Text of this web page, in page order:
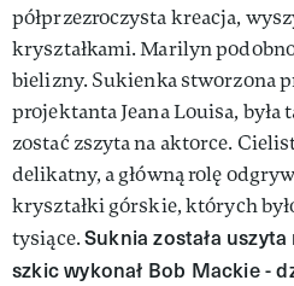
półprzezroczysta kreacja,
kryształkami. Marilyn
bielizny. Sukienka stworzona
projektanta Jeana Louisa, była
zostać zszyta na aktorce.
delikatny, a główną rolę
kryształki górskie, których
tysiące.Suknia została
szkic wykonał Bob Mackie -